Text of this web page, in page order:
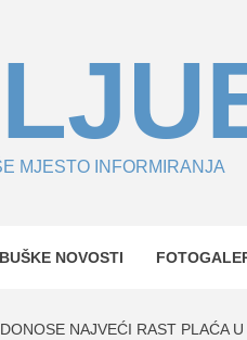
MJESTO INFORMIRANJA
NOVOSTI
NAJVEĆI RAST PLAĆA